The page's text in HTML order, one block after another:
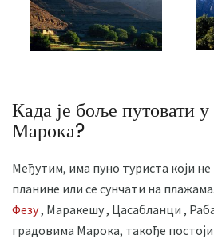
Када је боље путовати у
Марока?
Међутим, има пуно туриста који не
планине или се сунчати на
Фезу, Маракешу , Цасабланци ,
градовима Марока, такође